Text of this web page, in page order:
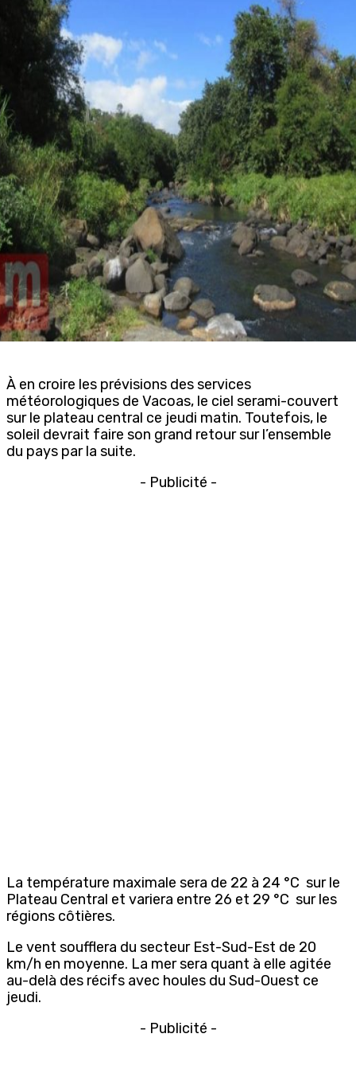
À en croire les prévisions des services
météorologiques de Vacoas, le ciel serami-couvert
sur le plateau central ce jeudi matin. Toutefois, le
soleil devrait faire son grand retour sur l’ensemble
du pays par la suite.
- Publicité -
La température maximale sera de 22 à 24 °C sur le
Plateau Central et variera entre 26 et 29 °C sur les
régions côtières.
Le vent soufflera du secteur Est-Sud-Est de 20
km/h en moyenne. La mer sera quant à elle agitée
au-delà des récifs avec houles du Sud-Ouest ce
jeudi.
- Publicité -